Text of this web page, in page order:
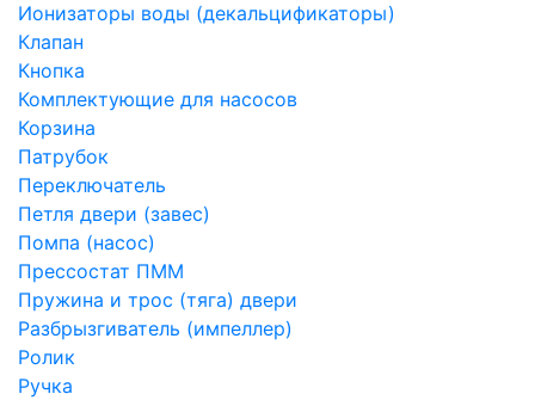
Ионизаторы воды (декальцификаторы)
Клапан
Кнопка
Комплектующие для насосов
Корзина
Патрубок
Переключатель
Петля двери (завес)
Помпа (насос)
Преcсостат ПММ
Пружина и трос (тяга) двери
Разбрызгиватель (импеллер)
Ролик
Ручка